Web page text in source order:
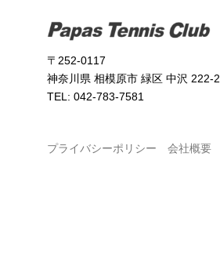
〒252-0117
神奈川県 相模原市 緑区 中沢 222-2
TEL: 042-783-7581
プライバシーポリシー 会社概要